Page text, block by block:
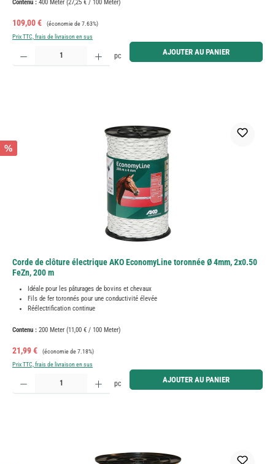
Contenu : 400 Meter (27,25 € / 100 Meter)
Prix de vente :
109,00 € Prix régulier :
(économie de 7.63%)
Prix TTC, frais de livraison en sus
Quantité de produit : Entrez la quantité souhaitée ou utilisez les boutons pour augmenter ou
pc AJOUTER AU PANIER
%
Corde de clôture électrique AKO EconomyLine toronnée Ø 4mm, 2x0.50
FeZn, 200 m
Idéale pour les pâturages de bovins et chevaux
Fils de fer toronnés pour une conductivité élevée
Réélectrification continue
Contenu : 200 Meter (11,00 € / 100 Meter)
Prix de vente :
21,99 € Prix régulier :
(économie de 7.18%)
Prix TTC, frais de livraison en sus
Quantité de produit : Entrez la quantité souhaitée ou utilisez les boutons pour augmenter ou
pc AJOUTER AU PANIER